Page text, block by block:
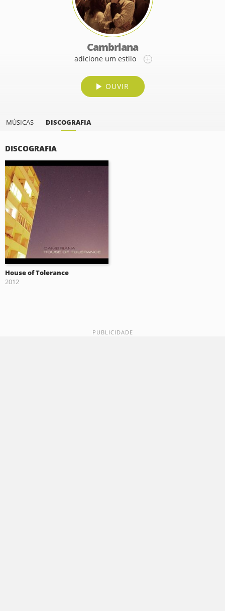
Cambriana
adicione um estilo
OUVIR
MÚSICAS DISCOGRAFIA
DISCOGRAFIA
House of Tolerance
2012